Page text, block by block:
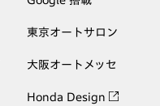
東京オートサロン
大阪オートメッセ
Honda Design